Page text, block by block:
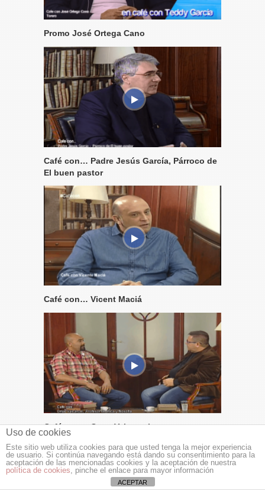
Promo José Ortega Cano
Café con… Padre Jesús García, Párroco de
El buen pastor
Café con… Vicent Maciá
Café con… Omar Valcarcel
Uso de cookies
Este sitio web utiliza cookies para que usted tenga la mejor experiencia
de usuario. Si continúa navegando está dando su consentimiento para la
aceptación de las mencionadas cookies y la aceptación de nuestra
política de cookies, pinche el enlace para mayor información
ACEPTAR